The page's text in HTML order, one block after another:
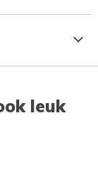
leuk